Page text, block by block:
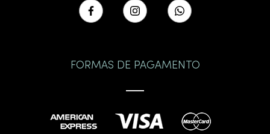
FORMAS DE PAGAMENTO